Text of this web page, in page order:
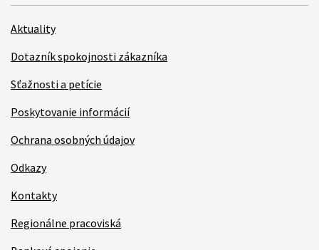
Aktuality
Dotazník spokojnosti zákazníka
Sťažnosti a petície
Poskytovanie informácií
Ochrana osobných údajov
Odkazy
Kontakty
Regionálne pracoviská